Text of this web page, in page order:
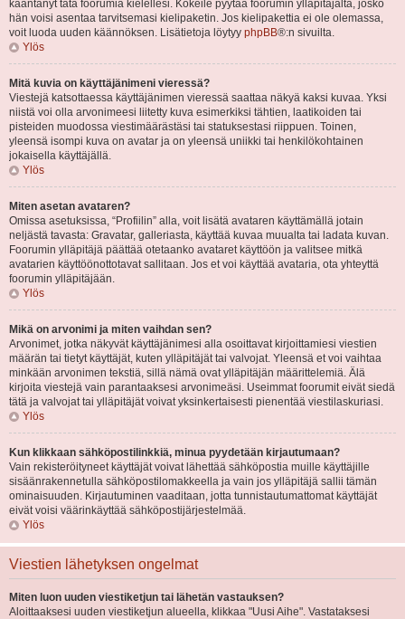
kääntänyt tätä foorumia kielellesi. Kokeile pyytää foorumin ylläpitäjältä, josko
hän voisi asentaa tarvitsemasi kielipaketin. Jos kielipakettia ei ole olemassa,
voit luoda uuden käännöksen. Lisätietoja löytyy phpBB®:n sivuilta.
Ylös
Mitä kuvia on käyttäjänimeni vieressä?
Viestejä katsottaessa käyttäjänimen vieressä saattaa näkyä kaksi kuvaa. Yksi
niistä voi olla arvonimeesi liitetty kuva esimerkiksi tähtien, laatikoiden tai
pisteiden muodossa viestimäärästäsi tai statuksestasi riippuen. Toinen,
yleensä isompi kuva on avatar ja on yleensä uniikki tai henkilökohtainen
jokaisella käyttäjällä.
Ylös
Miten asetan avataren?
Omissa asetuksissa, “Profiilin” alla, voit lisätä avataren käyttämällä jotain
neljästä tavasta: Gravatar, galleriasta, käyttää kuvaa muualta tai ladata kuvan.
Foorumin ylläpitäjä päättää otetaanko avataret käyttöön ja valitsee mitkä
avatarien käyttöönottotavat sallitaan. Jos et voi käyttää avataria, ota yhteyttä
foorumin ylläpitäjään.
Ylös
Mikä on arvonimi ja miten vaihdan sen?
Arvonimet, jotka näkyvät käyttäjänimesi alla osoittavat kirjoittamiesi viestien
määrän tai tietyt käyttäjät, kuten ylläpitäjät tai valvojat. Yleensä et voi vaihtaa
minkään arvonimen tekstiä, sillä nämä ovat ylläpitäjän määrittelemiä. Älä
kirjoita viestejä vain parantaaksesi arvonimeäsi. Useimmat foorumit eivät siedä
tätä ja valvojat tai ylläpitäjät voivat yksinkertaisesti pienentää viestilaskuriasi.
Ylös
Kun klikkaan sähköpostilinkkiä, minua pyydetään kirjautumaan?
Vain rekisteröityneet käyttäjät voivat lähettää sähköpostia muille käyttäjille
sisäänrakennetulla sähköpostilomakkeella ja vain jos ylläpitäjä sallii tämän
ominaisuuden. Kirjautuminen vaaditaan, jotta tunnistautumattomat käyttäjät
eivät voisi väärinkäyttää sähköpostijärjestelmää.
Ylös
Viestien lähetyksen ongelmat
Miten luon uuden viestiketjun tai lähetän vastauksen?
Aloittaaksesi uuden viestiketjun alueella, klikkaa "Uusi Aihe". Vastataksesi